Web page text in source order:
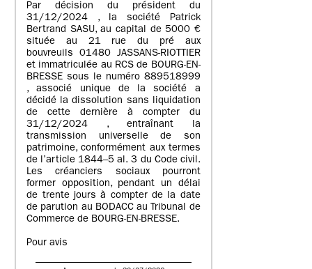
Par décision du président du
31/12/2024 , la société Patrick
Bertrand SASU, au capital de 5000 €
située au 21 rue du pré aux
bouvreuils 01480 JASSANS-RIOTTIER
et immatriculée au RCS de BOURG-EN-
BRESSE sous le numéro 889518999
, associé unique de la société a
décidé la dissolution sans liquidation
de cette dernière à compter du
31/12/2024 , entraînant la
transmission universelle de son
patrimoine, conformément aux termes
de l’article 1844–5 al. 3 du Code civil.
Les créanciers sociaux pourront
former opposition, pendant un délai
de trente jours à compter de la date
de parution au BODACC au Tribunal de
Commerce de BOURG-EN-BRESSE.
Pour avis